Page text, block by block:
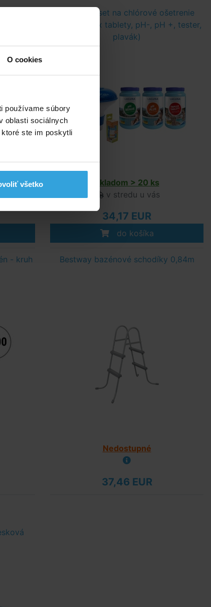
O cookies
používame súbory
oblasti sociálnych
ste im poskytli
všetko
I.Základní set na chlórové ošetrenie
vody (Triplex tablety, pH-, pH +, tester,
plavák)
Skladom > 20 ks
v stredu u vás
34,17 EUR
do košíka
- kruh
Bestway bazénové schodíky 0,84m
Nedostupné
37,46 EUR